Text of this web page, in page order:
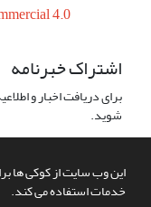
این وب سایت از کوکی ها
خدمات استفاده می کند.
4.0
اشتراک خبرنامه
برای دریافت اخبار و
شوید.